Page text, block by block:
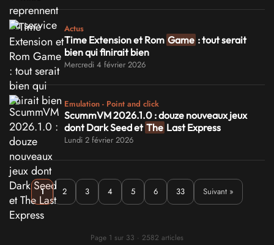
Actus
Time Extension et Rom Game : tout serait
bien qui finirait bien
Mercredi 4 février 2026
Emulation - Point and click
ScummVM 2026.1.0 : douze nouveaux jeux
dont Dark Seed et The Last Express
Lundi 2 février 2026
1 2 3 4 5 6 33 Suivant »
Page 1 sur 33 · 2582 articles